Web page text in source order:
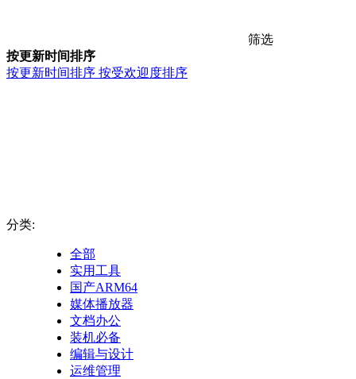
筛选
按更新时间排序
按更新时间排序 按受欢迎度排序
分类:
全部
实用工具
国产ARM64
媒体播放器
文档办公
装机必备
编辑与设计
运维管理